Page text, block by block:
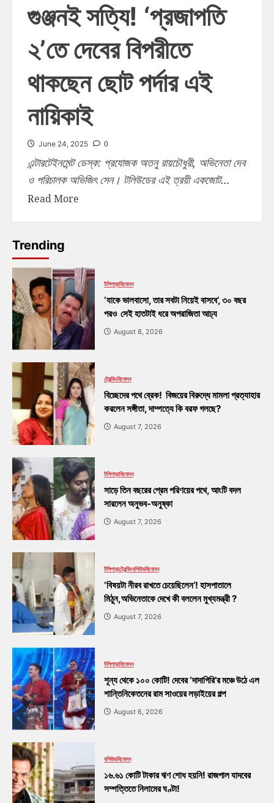
গুঞ্জনই সত্যি! ‘প্রজাপতি
২’তে দেবের বিপরীতে
থাকছেন ছোট পর্দার এই
নায়িকাই
June 24, 2025 0
এন্টারটেইনমেন্ট ডেস্ক: প্রযোজক অতনু রায়চৌধুরী, অভিনেতা দেব
ও পরিচালক অভিজিৎ সেন। টলিউডের এই ত্রয়ী একজোট...
Read More
Trending
টলিপাড়াবিনোদন
‘যাকে ভালবাসো, তার সবটা নিয়েই বাসবে’, ৩০ বছর
পরও সেই হাতটাই ধরে অপরাজিতা আঢ্য
August 8, 2026
ট্রেন্ডিংবিনোদন
বিচ্ছেদের পথে ব্রেক! বিজয়ের বিরুদ্ধে মামলা প্রত্যাহার
করলেন সঙ্গীতা, দাম্পত্যে কি বরফ গলছে?
August 7, 2026
টলিপাড়াবিনোদন
সাড়ে তিন বছরের প্রেম পরিণয়ের পথে, আংটি বদল
সারলেন অনুভব-অনুষ্কা
August 7, 2026
টলিপাড়াট্রেন্ডিংবলিউডবিনোদন
‘বিষয়টা নীরব রাখতে চেয়েছিলেন’! হাসপাতালে
মিঠুন,অভিনেতাকে দেখে কী বললেন মুখ্যমন্ত্রী ?
August 7, 2026
টলিপাড়াবিনোদন
শূন্য থেকে ১০০ কোটি! দেবের ‘দাদাগিরি’র মঞ্চে উঠে এল
শান্তিনিকেতনের রাম সাওয়ের লড়াইয়ের গল্প
August 6, 2026
বলিউডবিনোদন
১৬.৬১ কোটি টাকার ঋণ শোধ হয়নি! রাজপাল যাদবের
সম্পত্তিতে নিলামের ঘণ্টা!